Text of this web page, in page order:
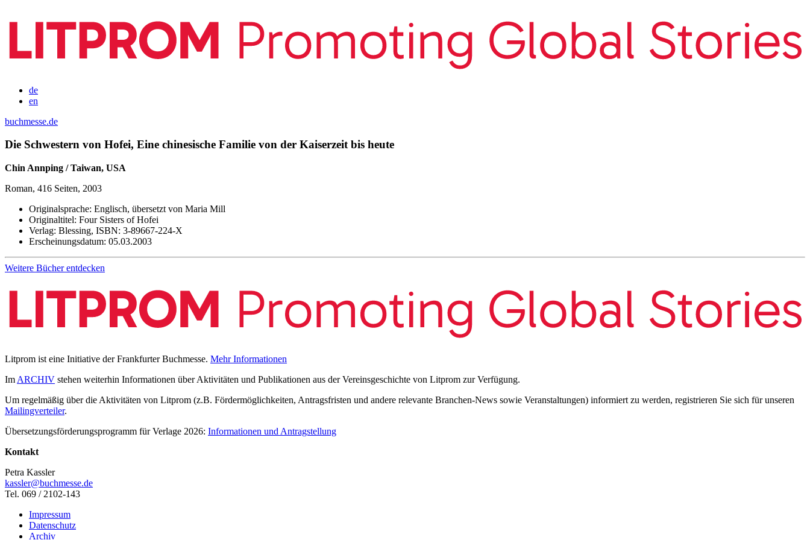
de
en
buchmesse.de
Die Schwestern von Hofei, Eine chinesische Familie von der Kaiserzeit bis heute
Chin Annping / Taiwan, USA
Roman, 416 Seiten, 2003
Originalsprache: Englisch, übersetzt von Maria Mill
Originaltitel: Four Sisters of Hofei
Verlag: Blessing, ISBN: 3-89667-224-X
Erscheinungsdatum: 05.03.2003
Weitere Bücher entdecken
Litprom ist eine Initiative der Frankfurter Buchmesse. Mehr Informationen
Im ARCHIV stehen weiterhin Informationen über Aktivitäten und Publikationen aus der Vereinsgeschichte von Litprom zur Verfügung.
Um regelmäßig über die Aktivitäten von Litprom (z.B. Fördermöglichkeiten, Antragsfristen und andere relevante Branchen-News sowie Veranstaltungen) informiert zu werden, registrieren Sie sich für unseren
Mailingverteiler.
Übersetzungsförderungsprogramm für Verlage 2026: Informationen und Antragstellung
Kontakt
Petra Kassler
kassler@buchmesse.de
Tel. 069 / 2102-143
Impressum
Datenschutz
Archiv